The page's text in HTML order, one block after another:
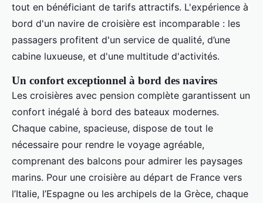
tout en bénéficiant de tarifs attractifs. L'expérience à
bord d'un navire de croisière est incomparable : les
passagers profitent d'un service de qualité, d’une
cabine luxueuse, et d'une multitude d'activités.
Un confort exceptionnel à bord des navires
Les croisières avec pension complète garantissent un
confort inégalé à bord des bateaux modernes.
Chaque cabine, spacieuse, dispose de tout le
nécessaire pour rendre le voyage agréable,
comprenant des balcons pour admirer les paysages
marins. Pour une croisière au départ de France vers
l’Italie, l’Espagne ou les archipels de la Grèce, chaque